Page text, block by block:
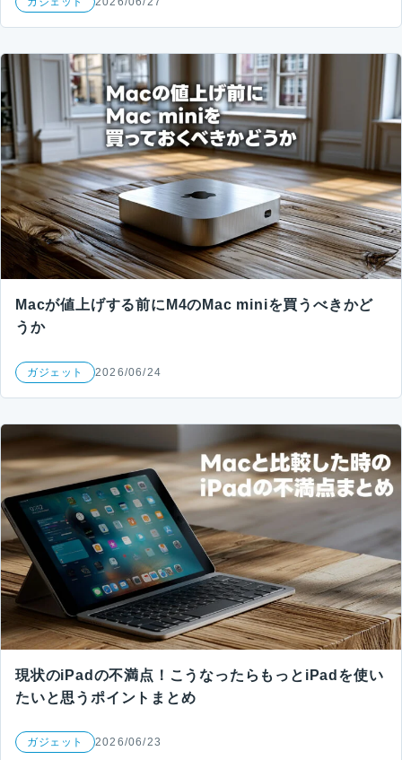
Macが値上げする前にM4のMac miniを買うべきかど
うか
ガジェット 2026/06/24
現状のiPadの不満点！こうなったらもっとiPadを使い
たいと思うポイントまとめ
ガジェット 2026/06/23